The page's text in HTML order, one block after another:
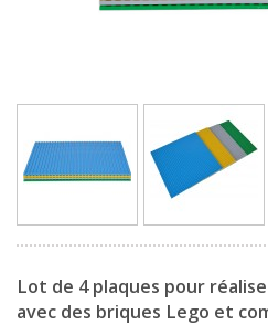
Lot de 4 plaques pour
avec des briques Lego et